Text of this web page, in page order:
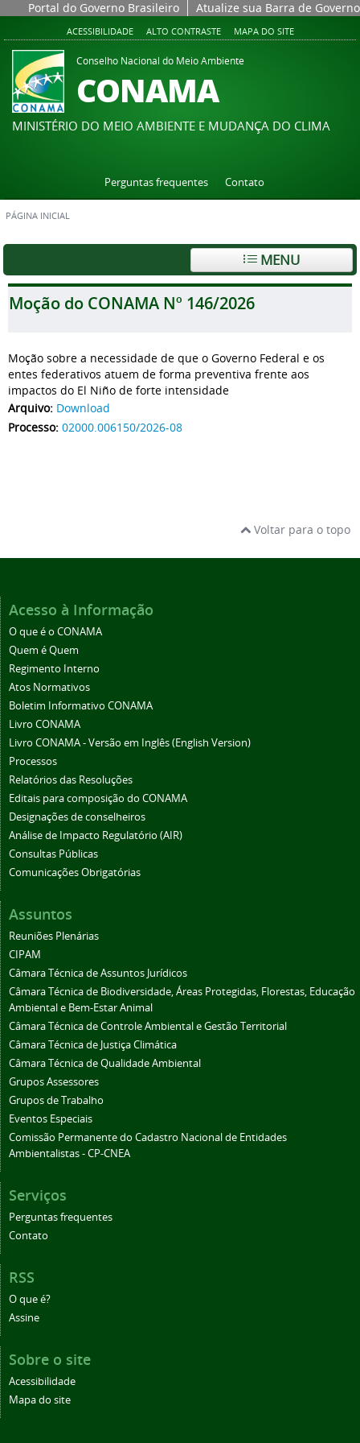
Portal do Governo Brasileiro Atualize sua Barra de Governo
ACESSIBILIDADE ALTO CONTRASTE MAPA DO SITE
Conselho Nacional do Meio Ambiente
CONAMA
MINISTÉRIO DO MEIO AMBIENTE E MUDANÇA DO CLIMA
Perguntas frequentes Contato
PÁGINA INICIAL
MENU
Moção do CONAMA Nº 146/2026
Moção sobre a necessidade de que o Governo Federal e os
entes federativos atuem de forma preventiva frente aos
impactos do El Niño de forte intensidade
Arquivo: Download
Processo: 02000.006150/2026-08
Voltar para o topo
Acesso à Informação
O que é o CONAMA
Quem é Quem
Regimento Interno
Atos Normativos
Boletim Informativo CONAMA
Livro CONAMA
Livro CONAMA - Versão em Inglês (English Version)
Processos
Relatórios das Resoluções
Editais para composição do CONAMA
Designações de conselheiros
Análise de Impacto Regulatório (AIR)
Consultas Públicas
Comunicações Obrigatórias
Assuntos
Reuniões Plenárias
CIPAM
Câmara Técnica de Assuntos Jurídicos
Câmara Técnica de Biodiversidade, Áreas Protegidas, Florestas, Educação
Ambiental e Bem-Estar Animal
Câmara Técnica de Controle Ambiental e Gestão Territorial
Câmara Técnica de Justiça Climática
Câmara Técnica de Qualidade Ambiental
Grupos Assessores
Grupos de Trabalho
Eventos Especiais
Comissão Permanente do Cadastro Nacional de Entidades
Ambientalistas - CP-CNEA
Serviços
Perguntas frequentes
Contato
RSS
O que é?
Assine
Sobre o site
Acessibilidade
Mapa do site